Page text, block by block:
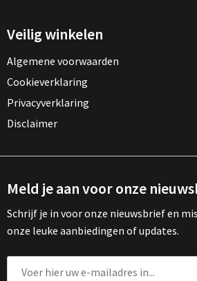
Veilig winkelen
Algemene voorwaarden
Cookieverklaring
Privacyverklaring
Disclaimer
Meld je aan voor onze
Schrijf je in voor onze nieuwsbrief en
onze leuke aanbiedingen of updates.